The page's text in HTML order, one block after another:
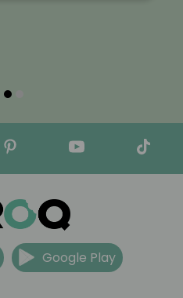
Google Play